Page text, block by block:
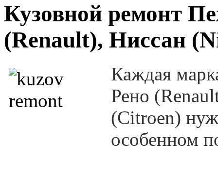
Кузовной ремонт
(Renault), Ниссан
Каждая
Рено (
(Citroen)
особенном